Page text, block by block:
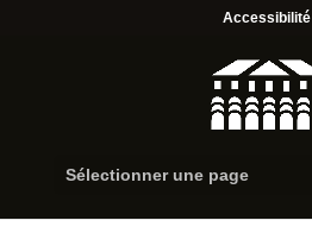
Accessibilité
Sélectionner une page